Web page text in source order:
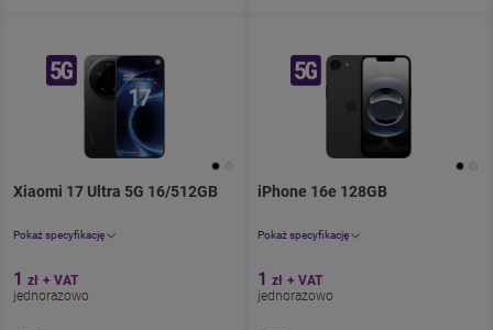
Xiaomi 17 Ultra 5G 16/512GB . Cena jednorazowo 1.23zł
Pokaż specyfikację
Ekran 6.9"
Pamięć 512 GB
1 zł + VAT
jednorazowo
iPhone 16e 128GB
Pokaż specyfikację
Ekran 6,1″
Pamięć 128 GB
1 zł + VAT
jednorazowo